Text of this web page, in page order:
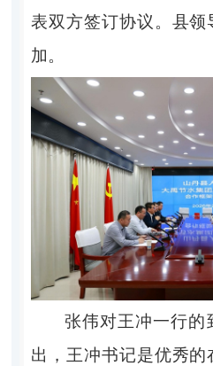
表双方签订协议。县
加。
张伟对王冲一行的
出，王冲书记是优秀的